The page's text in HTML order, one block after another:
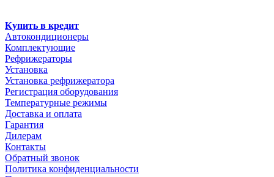
Купить в кредит
Автокондиционеры
Комплектующие
Рефрижераторы
Установка
Установка рефрижератора
Регистрация оборудования
Температурные режимы
Доставка и оплата
Гарантия
Дилерам
Контакты
Обратный звонок
Политика конфиденциальности